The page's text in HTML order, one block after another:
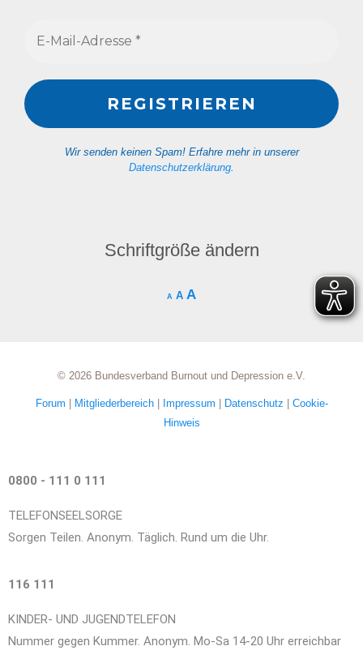
Wir senden keinen Spam! Erfahre mehr in unserer
Datenschutzerklärung
Schriftgröße ändern
A A A
© 2026 Bundesverband Burnout und Depression e.V.
Forum | Mitgliederbereich | Impressum | Datenschutz | Cookie-
Hinweis
0800 - 111 0 111
TELEFONSEELSORGE
Sorgen Teilen. Anonym. Täglich. Rund um die Uhr.
116 111
KINDER- UND JUGENDTELEFON
Nummer gegen Kummer. Anonym. Mo-Sa 14-20 Uhr erreichbar